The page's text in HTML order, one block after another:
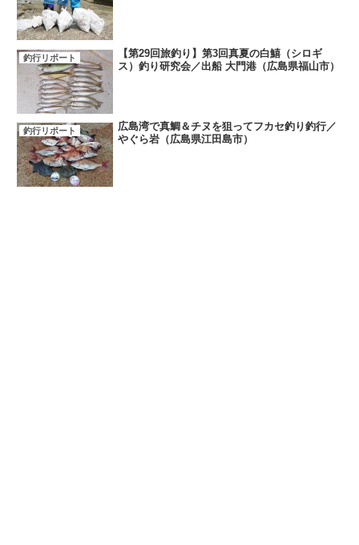
釣行リポート
【第29回旅釣り】第3回真夏の白鱚（シロギ
ス）釣り研究会／出船 大門港（広島県福山市）
釣行リポート
広島湾で真鯛＆チヌを狙ってフカセ釣り釣行／
やぐら岩（広島県江田島市）